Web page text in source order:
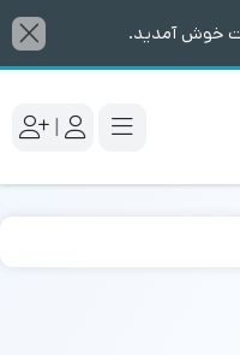
خوش آمدید.
|